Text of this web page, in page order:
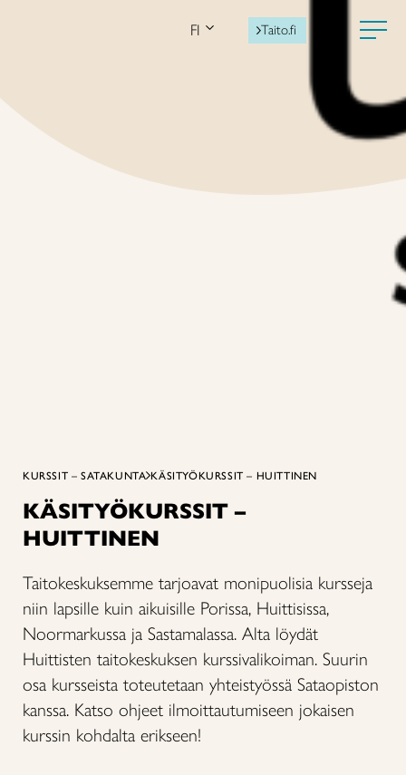
FI Taito.fi
KURSSIT – SATAKUNTA KÄSITYÖKURSSIT – HUITTINEN
KÄSITYÖKURSSIT –
HUITTINEN
Taitokeskuksemme tarjoavat monipuolisia kursseja
niin lapsille kuin aikuisille Porissa, Huittisissa,
Noormarkussa ja Sastamalassa. Alta löydät
Huittisten taitokeskuksen kurssivalikoiman. Suurin
osa kursseista toteutetaan yhteistyössä Sataopiston
kanssa. Katso ohjeet ilmoittautumiseen jokaisen
kurssin kohdalta erikseen!